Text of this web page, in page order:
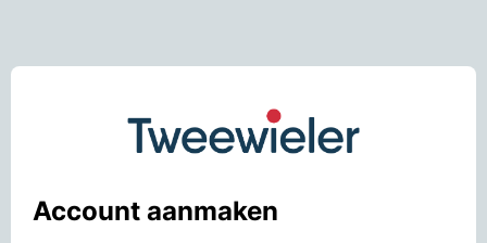
Account aanmaken